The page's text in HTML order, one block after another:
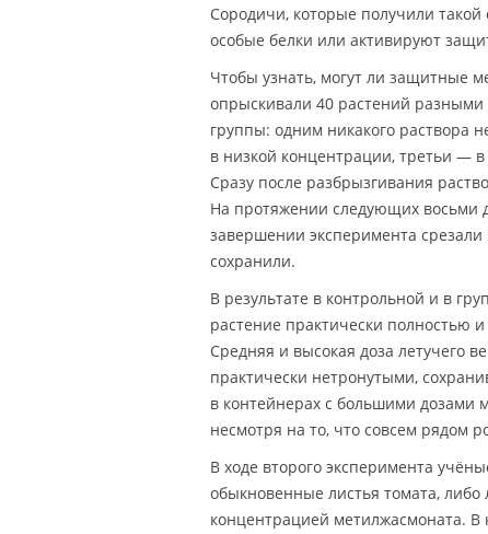
Сородичи, которые получили
особые белки или активируют
Чтобы узнать, могут ли защитные
опрыскивали 40 растений
группы: одним никакого раствора
в низкой концентрации, третьи —
Сразу после разбрызгивания
На протяжении следующих восьми
завершении эксперимента срезали
сохранили.
В результате в контрольной и в
растение практически полностью и
Средняя и высокая доза летучего
практически нетронутыми,
в контейнерах с большими дозами
несмотря на то, что совсем рядом
В ходе второго эксперимента
обыкновенные листья томата,
концентрацией метилжасмоната. В